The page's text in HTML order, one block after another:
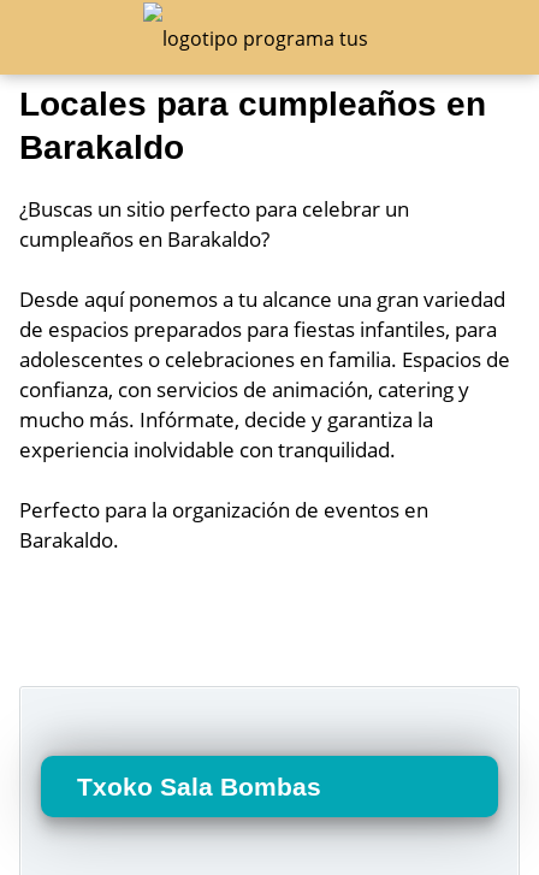
Locales para cumpleaños en
Barakaldo
¿Buscas un sitio perfecto para celebrar un
cumpleaños en Barakaldo?
Desde aquí ponemos a tu alcance una gran variedad
de espacios preparados para fiestas infantiles, para
adolescentes o celebraciones en familia. Espacios de
confianza, con servicios de animación, catering y
mucho más. Infórmate, decide y garantiza la
experiencia inolvidable con tranquilidad.
Perfecto para la organización de eventos en
Barakaldo.
Txoko Sala Bombas